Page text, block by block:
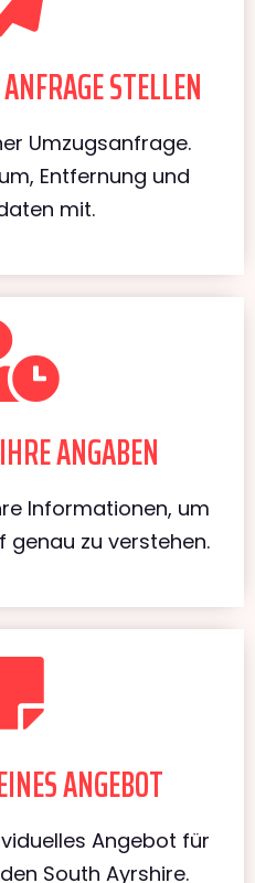
STELLEN
Umzugsanfrage.
Entfernung und
mit.
ANGABEN
Informationen, um
genau zu verstehen.
ANGEBOT
Angebot für
South Ayrshire.